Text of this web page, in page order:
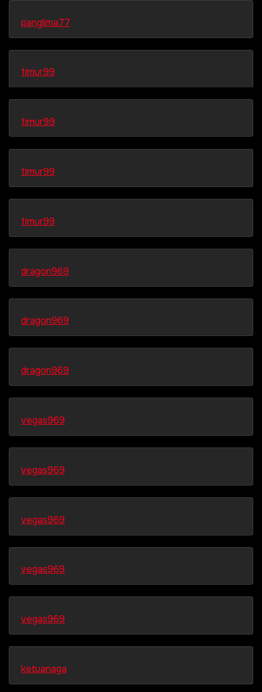
panglima77
timur99
timur99
timur99
timur99
dragon969
dragon969
dragon969
vegas969
vegas969
vegas969
vegas969
vegas969
ketuanaga